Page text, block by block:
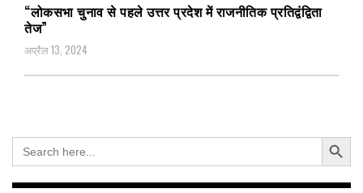
“लोकसभा चुनाव से पहले उत्तर प्रदेश में राजनीतिक प्रतिद्वंद्विता
तेज”
अप्रैल 13, 2024
Search
for:
Search Button